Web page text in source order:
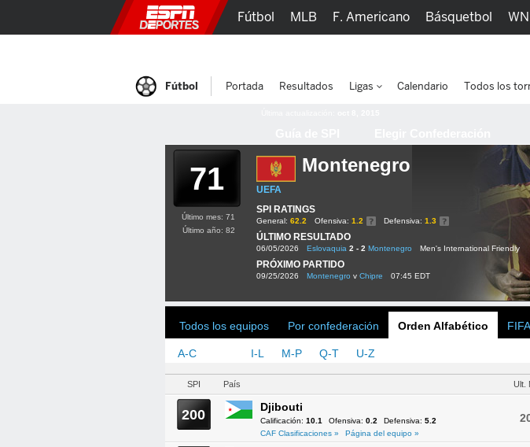
71 Montenegro
UEFA
SPI RATINGS
General: 62.2 Ofensiva: 1.2 Defensiva: 1.3
ÚLTIMO RESULTADO
06/05/2026 Eslovaquia 2 - 2 Montenegro Men's International Friendly
PRÓXIMO PARTIDO
09/25/2026 Montenegro v Chipre 07:45 EDT
Último mes: 71
Último año: 82
Todos los equipos Por confederación Orden Alfabético FIFA
A-C I-L M-P Q-T U-Z
SPI
País Ult.
200 Djibouti
Calificación: 10.1 Ofensiva: 0.2 Defensiva: 5.2
CAF Clasificaciones »
Página del equipo »
Fútbol MLB F. Americano Básquetbol
Fútbol Portada Resultados Ligas Calendario Todos los